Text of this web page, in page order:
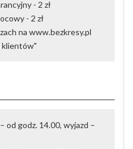
- 2 zł
- 2 zł
na www.bezkresy.pl
klientów"
od godz. 14.00, wyjazd –